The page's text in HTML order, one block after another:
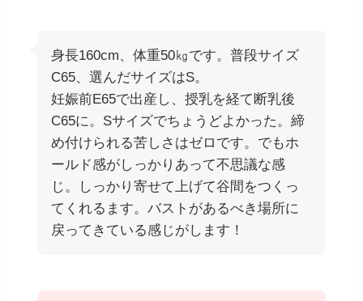
身長160cm、体重50㎏です。普段サイズ
C65、選んだサイズはS。
妊娠前E65で出産し、授乳を経て断乳後
C65に。Sサイズでちょうどよかった。締
め付けられる苦しさはゼロです。でもホ
ールド感がしっかりあって不思議な感
じ。しっかり寄せて上げて谷間をつくっ
てくれるます。バストがあるべき場所に
戻ってきている感じがします！